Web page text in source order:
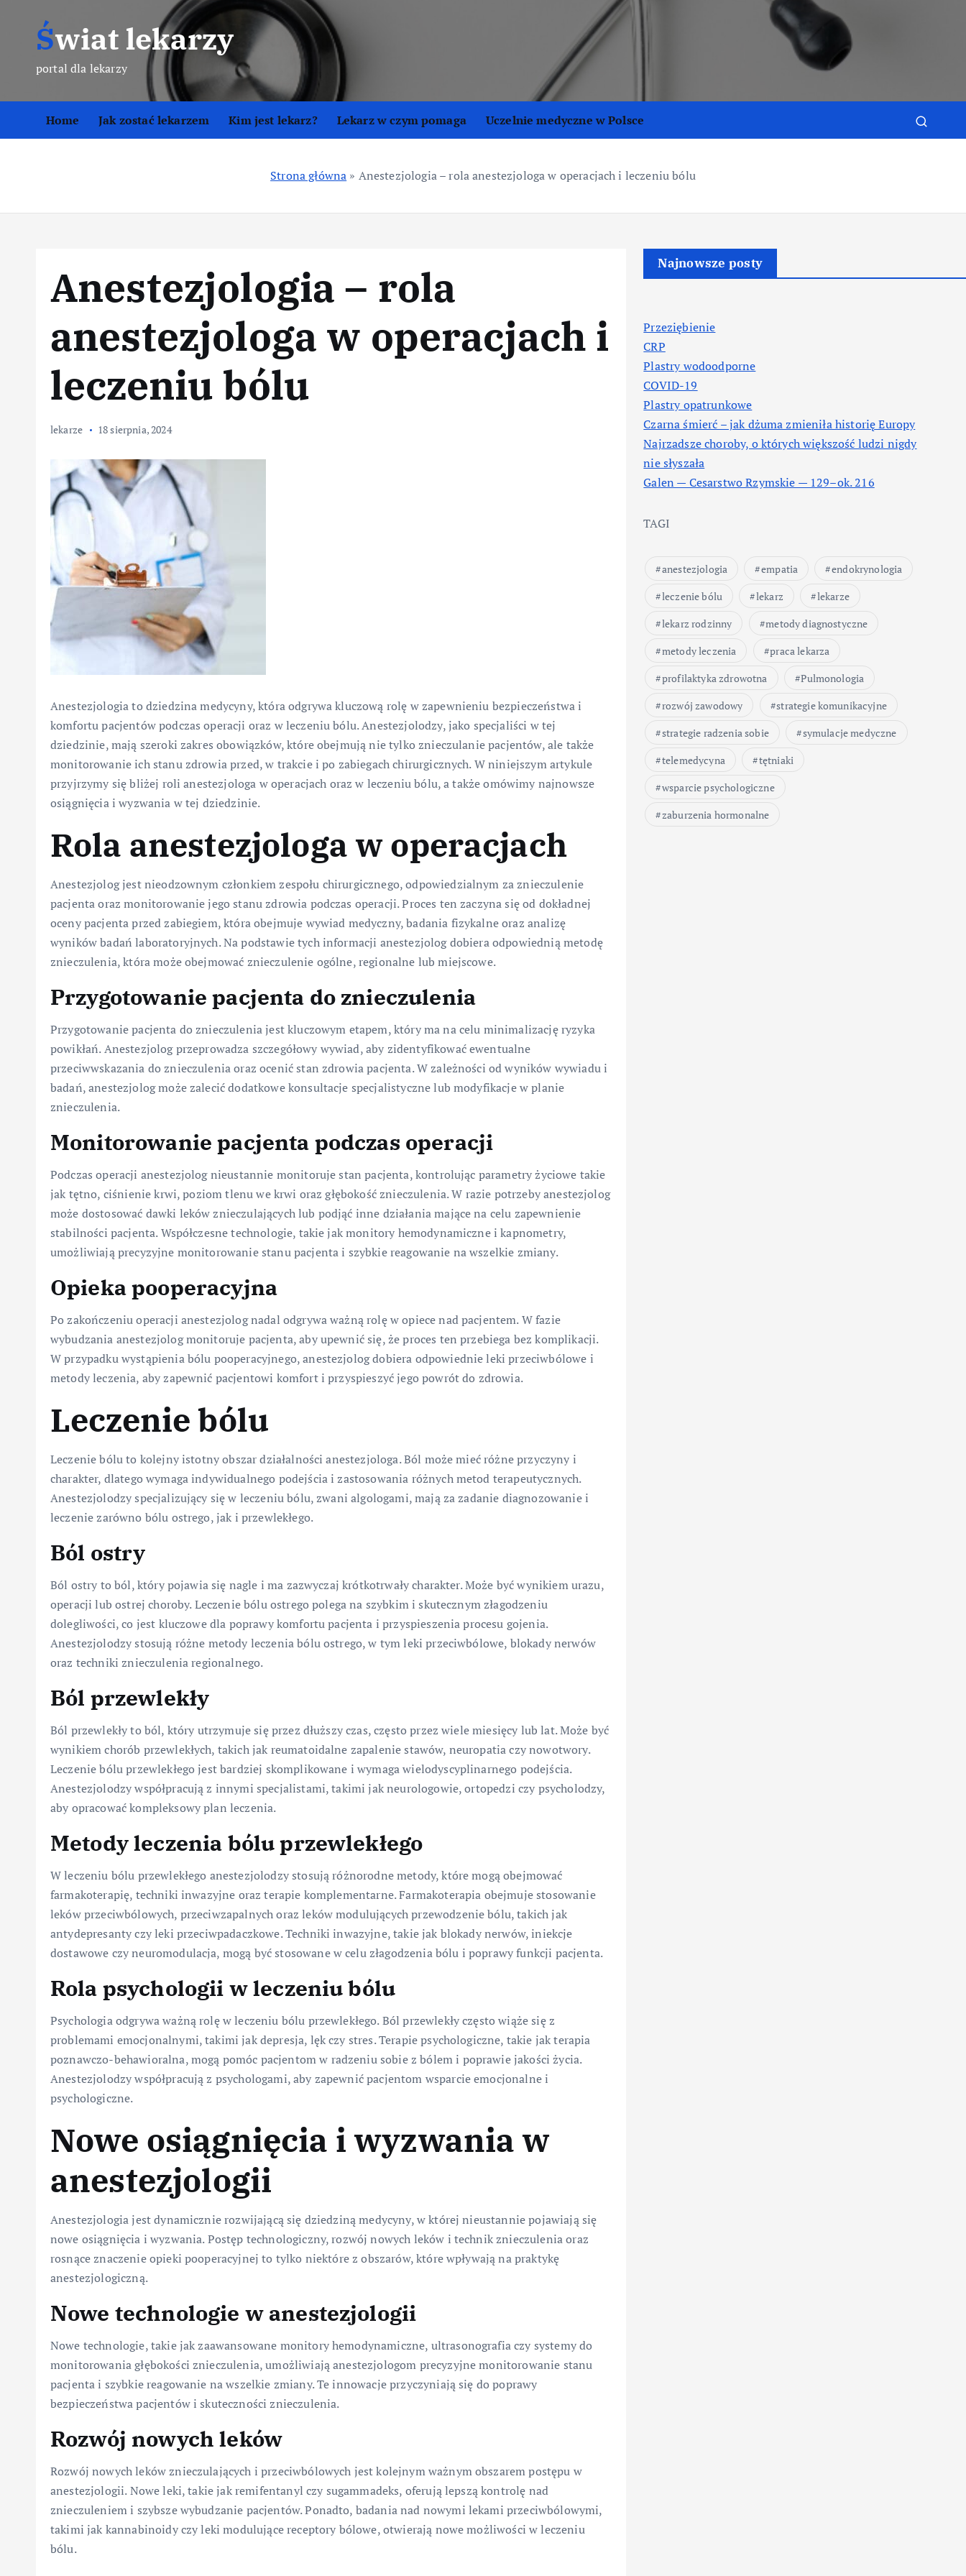
o
Świat lekarzy
portal dla lekarzy
Home Jak zostać lekarzem Kim jest lekarz? Lekarz w czym pomaga Uczelnie medyczne w Polsce
Strona główna » Anestezjologia – rola anestezjologa w operacjach i leczeniu bólu
Anestezjologia – rola
anestezjologa w operacjach i
leczeniu bólu
lekarze 18 sierpnia, 2024
Anestezjologia to dziedzina medycyny, która odgrywa kluczową rolę w zapewnieniu bezpieczeństwa i
komfortu pacjentów podczas operacji oraz w leczeniu bólu. Anestezjolodzy, jako specjaliści w tej
dziedzinie, mają szeroki zakres obowiązków, które obejmują nie tylko znieczulanie pacjentów, ale także
monitorowanie ich stanu zdrowia przed, w trakcie i po zabiegach chirurgicznych. W niniejszym artykule
przyjrzymy się bliżej roli anestezjologa w operacjach oraz w leczeniu bólu, a także omówimy najnowsze
osiągnięcia i wyzwania w tej dziedzinie.
Rola anestezjologa w operacjach
Anestezjolog jest nieodzownym członkiem zespołu chirurgicznego, odpowiedzialnym za znieczulenie
pacjenta oraz monitorowanie jego stanu zdrowia podczas operacji. Proces ten zaczyna się od dokładnej
oceny pacjenta przed zabiegiem, która obejmuje wywiad medyczny, badania fizykalne oraz analizę
wyników badań laboratoryjnych. Na podstawie tych informacji anestezjolog dobiera odpowiednią metodę
znieczulenia, która może obejmować znieczulenie ogólne, regionalne lub miejscowe.
Przygotowanie pacjenta do znieczulenia
Przygotowanie pacjenta do znieczulenia jest kluczowym etapem, który ma na celu minimalizację ryzyka
powikłań. Anestezjolog przeprowadza szczegółowy wywiad, aby zidentyfikować ewentualne
przeciwwskazania do znieczulenia oraz ocenić stan zdrowia pacjenta. W zależności od wyników wywiadu i
badań, anestezjolog może zalecić dodatkowe konsultacje specjalistyczne lub modyfikacje w planie
znieczulenia.
Monitorowanie pacjenta podczas operacji
Podczas operacji anestezjolog nieustannie monitoruje stan pacjenta, kontrolując parametry życiowe takie
jak tętno, ciśnienie krwi, poziom tlenu we krwi oraz głębokość znieczulenia. W razie potrzeby anestezjolog
może dostosować dawki leków znieczulających lub podjąć inne działania mające na celu zapewnienie
stabilności pacjenta. Współczesne technologie, takie jak monitory hemodynamiczne i kapnometry,
umożliwiają precyzyjne monitorowanie stanu pacjenta i szybkie reagowanie na wszelkie zmiany.
Opieka pooperacyjna
Po zakończeniu operacji anestezjolog nadal odgrywa ważną rolę w opiece nad pacjentem. W fazie
wybudzania anestezjolog monitoruje pacjenta, aby upewnić się, że proces ten przebiega bez komplikacji.
W przypadku wystąpienia bólu pooperacyjnego, anestezjolog dobiera odpowiednie leki przeciwbólowe i
metody leczenia, aby zapewnić pacjentowi komfort i przyspieszyć jego powrót do zdrowia.
Leczenie bólu
Leczenie bólu to kolejny istotny obszar działalności anestezjologa. Ból może mieć różne przyczyny i
charakter, dlatego wymaga indywidualnego podejścia i zastosowania różnych metod terapeutycznych.
Anestezjolodzy specjalizujący się w leczeniu bólu, zwani algologami, mają za zadanie diagnozowanie i
leczenie zarówno bólu ostrego, jak i przewlekłego.
Ból ostry
Ból ostry to ból, który pojawia się nagle i ma zazwyczaj krótkotrwały charakter. Może być wynikiem urazu,
operacji lub ostrej choroby. Leczenie bólu ostrego polega na szybkim i skutecznym złagodzeniu
dolegliwości, co jest kluczowe dla poprawy komfortu pacjenta i przyspieszenia procesu gojenia.
Anestezjolodzy stosują różne metody leczenia bólu ostrego, w tym leki przeciwbólowe, blokady nerwów
oraz techniki znieczulenia regionalnego.
Ból przewlekły
Ból przewlekły to ból, który utrzymuje się przez dłuższy czas, często przez wiele miesięcy lub lat. Może być
wynikiem chorób przewlekłych, takich jak reumatoidalne zapalenie stawów, neuropatia czy nowotwory.
Leczenie bólu przewlekłego jest bardziej skomplikowane i wymaga wielodyscyplinarnego podejścia.
Anestezjolodzy współpracują z innymi specjalistami, takimi jak neurologowie, ortopedzi czy psycholodzy,
aby opracować kompleksowy plan leczenia.
Metody leczenia bólu przewlekłego
W leczeniu bólu przewlekłego anestezjolodzy stosują różnorodne metody, które mogą obejmować
farmakoterapię, techniki inwazyjne oraz terapie komplementarne. Farmakoterapia obejmuje stosowanie
leków przeciwbólowych, przeciwzapalnych oraz leków modulujących przewodzenie bólu, takich jak
antydepresanty czy leki przeciwpadaczkowe. Techniki inwazyjne, takie jak blokady nerwów, iniekcje
dostawowe czy neuromodulacja, mogą być stosowane w celu złagodzenia bólu i poprawy funkcji pacjenta.
Rola psychologii w leczeniu bólu
Psychologia odgrywa ważną rolę w leczeniu bólu przewlekłego. Ból przewlekły często wiąże się z
problemami emocjonalnymi, takimi jak depresja, lęk czy stres. Terapie psychologiczne, takie jak terapia
poznawczo-behawioralna, mogą pomóc pacjentom w radzeniu sobie z bólem i poprawie jakości życia.
Anestezjolodzy współpracują z psychologami, aby zapewnić pacjentom wsparcie emocjonalne i
psychologiczne.
Nowe osiągnięcia i wyzwania w
anestezjologii
Anestezjologia jest dynamicznie rozwijającą się dziedziną medycyny, w której nieustannie pojawiają się
nowe osiągnięcia i wyzwania. Postęp technologiczny, rozwój nowych leków i technik znieczulenia oraz
rosnące znaczenie opieki pooperacyjnej to tylko niektóre z obszarów, które wpływają na praktykę
anestezjologiczną.
Nowe technologie w anestezjologii
Nowe technologie, takie jak zaawansowane monitory hemodynamiczne, ultrasonografia czy systemy do
monitorowania głębokości znieczulenia, umożliwiają anestezjologom precyzyjne monitorowanie stanu
pacjenta i szybkie reagowanie na wszelkie zmiany. Te innowacje przyczyniają się do poprawy
bezpieczeństwa pacjentów i skuteczności znieczulenia.
Rozwój nowych leków
Rozwój nowych leków znieczulających i przeciwbólowych jest kolejnym ważnym obszarem postępu w
anestezjologii. Nowe leki, takie jak remifentanyl czy sugammadeks, oferują lepszą kontrolę nad
znieczuleniem i szybsze wybudzanie pacjentów. Ponadto, badania nad nowymi lekami przeciwbólowymi,
takimi jak kannabinoidy czy leki modulujące receptory bólowe, otwierają nowe możliwości w leczeniu
bólu.
Najnowsze posty
Przeziębienie
CRP
Plastry wodoodporne
COVID-19
Plastry opatrunkowe
Czarna śmierć – jak dżuma zmieniła historię Europy
Najrzadsze choroby, o których większość ludzi nigdy
nie słyszała
Galen — Cesarstwo Rzymskie — 129–ok. 216
TAGI
anestezjologia empatia
endokrynologia
leczenie bólu
lekarz
lekarze
lekarz rodzinny
metody diagnostyczne
metody leczenia
praca lekarza
profilaktyka zdrowotna
Pulmonologia
rozwój zawodowy
strategie komunikacyjne
strategie radzenia sobie
symulacje medyczne
telemedycyna
tętniaki
wsparcie psychologiczne
zaburzenia hormonalne